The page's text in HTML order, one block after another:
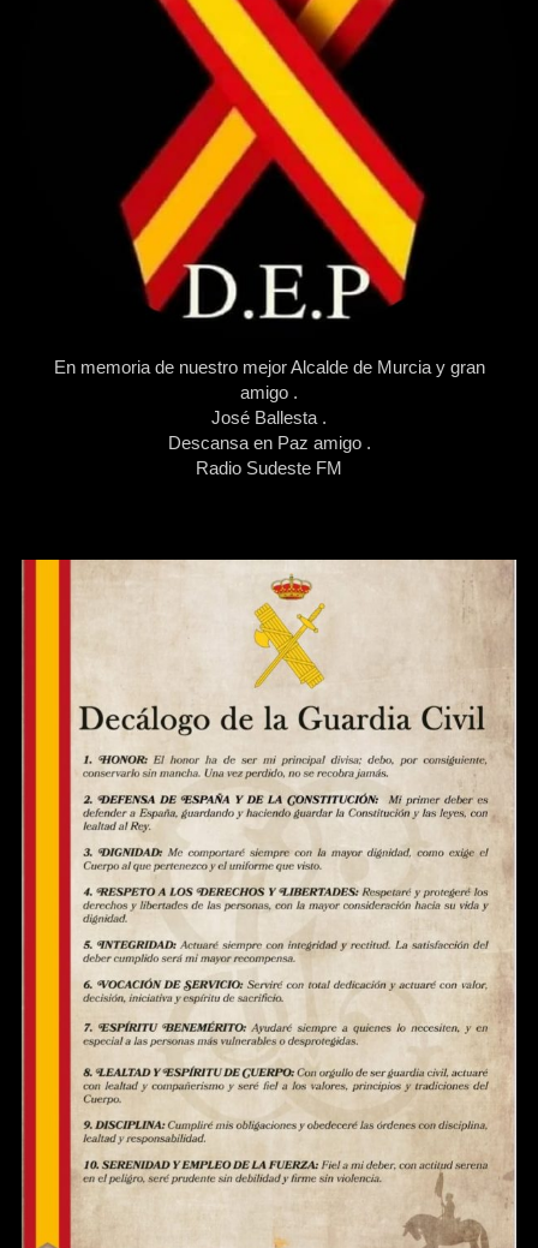
En memoria de nuestro mejor Alcalde de Murcia y gran
amigo .
José Ballesta .
Descansa en Paz amigo .
Radio Sudeste FM